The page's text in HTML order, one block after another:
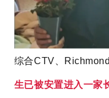
综合CTV、
生已被安置进入一家